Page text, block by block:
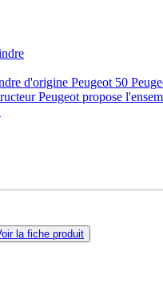
d'origine Peugeot 50
Peugeot propose
la fiche produit